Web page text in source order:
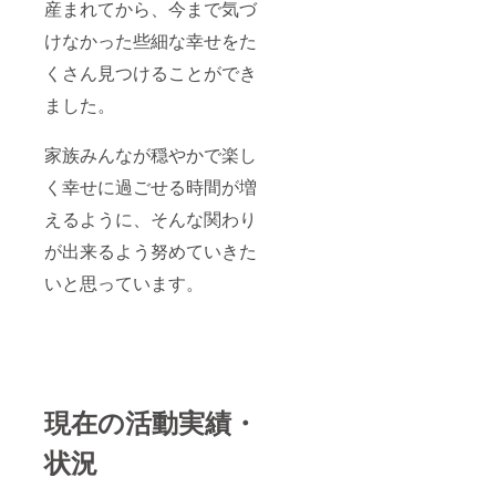
産まれてから、今まで気づ
けなかった些細な幸せをた
くさん見つけることができ
ました。
家族みんなが穏やかで楽し
く幸せに過ごせる時間が増
えるように、そんな関わり
が出来るよう努めていきた
いと思っています。
現在の活動実績・
状況